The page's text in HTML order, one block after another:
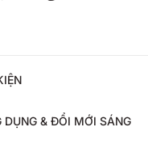
DỤNG & ĐỔI MỚI SÁNG